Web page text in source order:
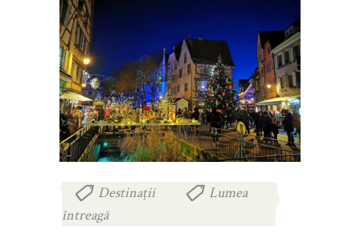
Destinații
Lumea
întreagă